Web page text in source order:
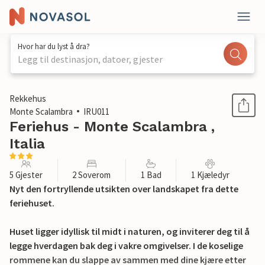
Hvor har du lyst å dra?
Legg til destinasjon, datoer, gjester
1 / 21
Rekkehus
Monte Scalambra
IRU011
Feriehus - Monte Scalambra ,
Italia
5 Gjester 2 Soverom 1 Bad 1 Kjæledyr
Nyt den fortryllende utsikten over landskapet fra dette
feriehuset.
Huset ligger idyllisk til midt i naturen, og inviterer deg til å
legge hverdagen bak deg i vakre omgivelser. I de koselige
rommene kan du slappe av sammen med dine kjære etter